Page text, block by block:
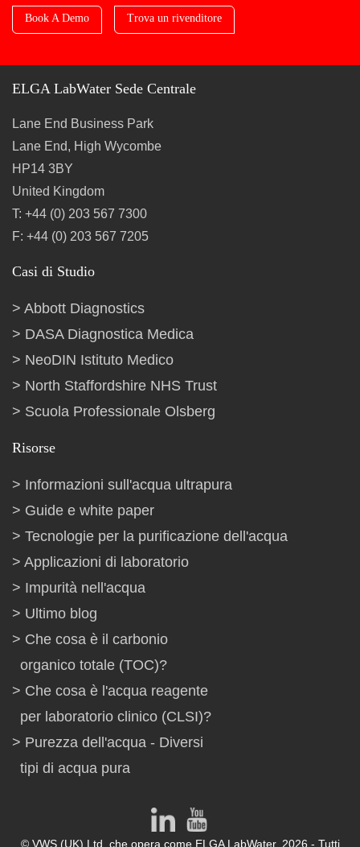
Book A Demo Trova un rivenditore
ELGA LabWater Sede Centrale
Lane End Business Park
Lane End, High Wycombe
HP14 3BY
United Kingdom
T: +44 (0) 203 567 7300
F: +44 (0) 203 567 7205
Casi di Studio
Abbott Diagnostics
DASA Diagnostica Medica
NeoDIN Istituto Medico
North Staffordshire NHS Trust
Scuola Professionale Olsberg
Risorse
Informazioni sull'acqua ultrapura
Guide e white paper
Tecnologie per la purificazione dell'acqua
Applicazioni di laboratorio
Impurità nell'acqua
Ultimo blog
Che cosa è il carbonio
organico totale (TOC)?
Che cosa è l'acqua reagente
per laboratorio clinico (CLSI)?
Purezza dell'acqua - Diversi
tipi di acqua pura
© VWS (UK) Ltd. che opera come ELGA LabWater. 2026 - Tutti